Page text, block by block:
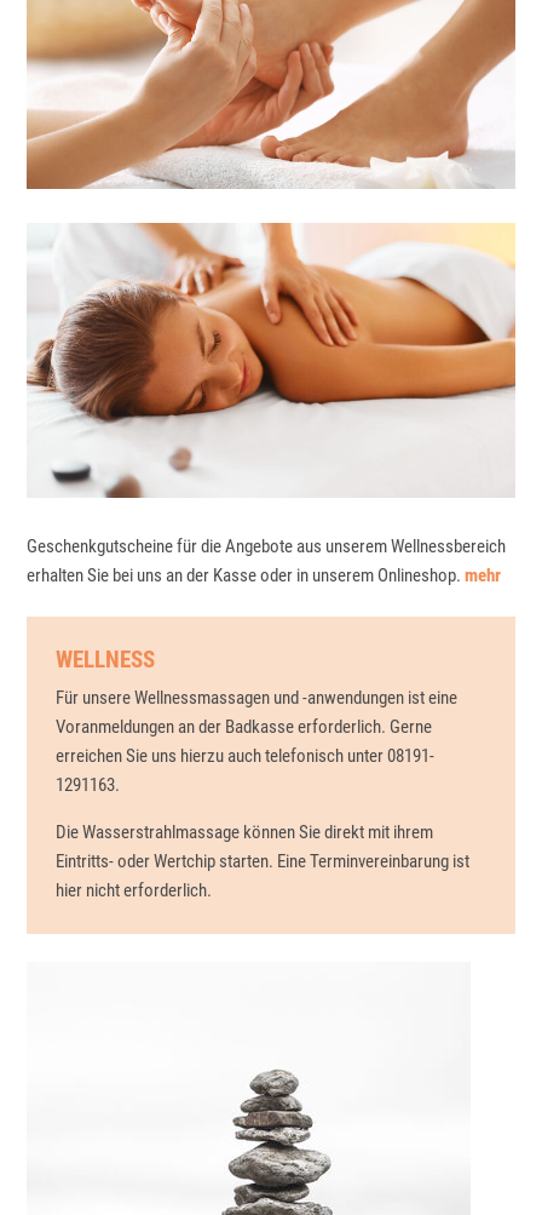
Geschenkgutscheine für die Angebote aus unserem Wellnessbereich
erhalten Sie bei uns an der Kasse oder in unserem Onlineshop.mehr
WELLNESS
Für unsere Wellnessmassagen und -anwendungen ist eine
Voranmeldungen an der Badkasse erforderlich. Gerne
erreichen Sie uns hierzu auch telefonisch unter 08191-
1291163.
Die Wasserstrahlmassage können Sie direkt mit ihrem
Eintritts- oder Wertchip starten. Eine Terminvereinbarung ist
hier nicht erforderlich.